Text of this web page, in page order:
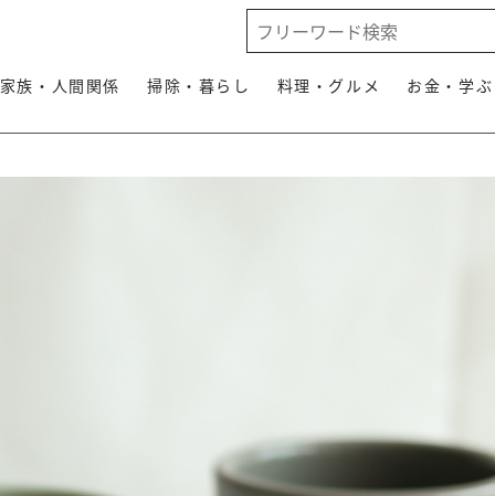
家族・人間関係 掃除・暮らし 料理・グルメ お金・学ぶ